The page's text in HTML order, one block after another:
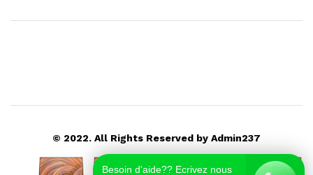
© 2022. All Rights Reserved by Admin237
Besoin d'aide?? Ecrivez nous